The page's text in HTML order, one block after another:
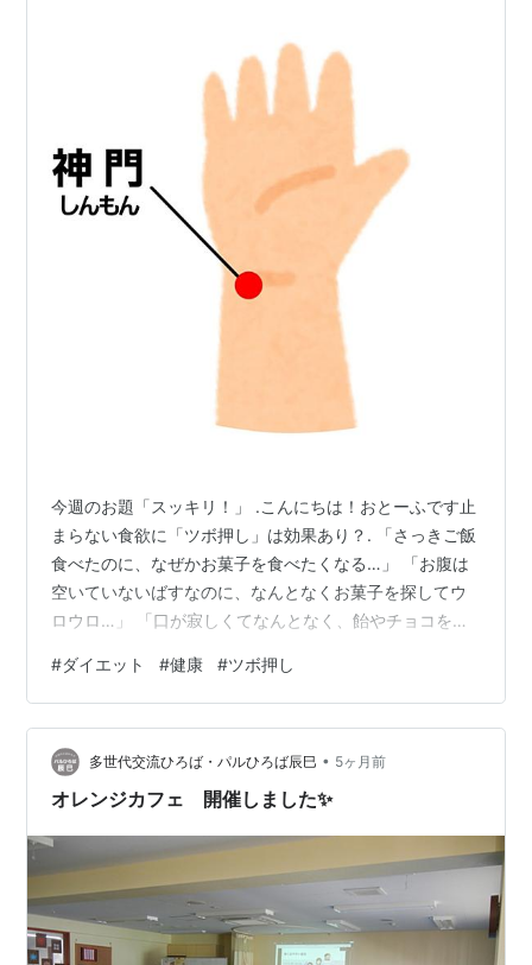
今週のお題「スッキリ！」 .こんにちは！おとーふです止
まらない食欲に「ツボ押し」は効果あり？. 「さっきご飯
食べたのに、なぜかお菓子を食べたくなる…」 「お腹は
空いていないばすなのに、なんとなくお菓子を探してウ
ロウロ…」 「口が寂しくてなんとなく、飴やチョコを食
い！」と自分を責めていませんか？ 実はそれは、意志が
弱いせいではなく、ストレスによる「ニセの食欲」かも
しれません。 そんなときは指一本でできる「ツボ押し」
を試してみませんか？ この記事では、食欲を抑えてスッ
キリできる3つのツボを紹介します。 記事の内容 ツボの
#ダイエット #健康 #ツボ押し
多世代交流ひろば・パルひろば辰巳 • 5ヶ月前
オレンジカフェ 開催しました✨